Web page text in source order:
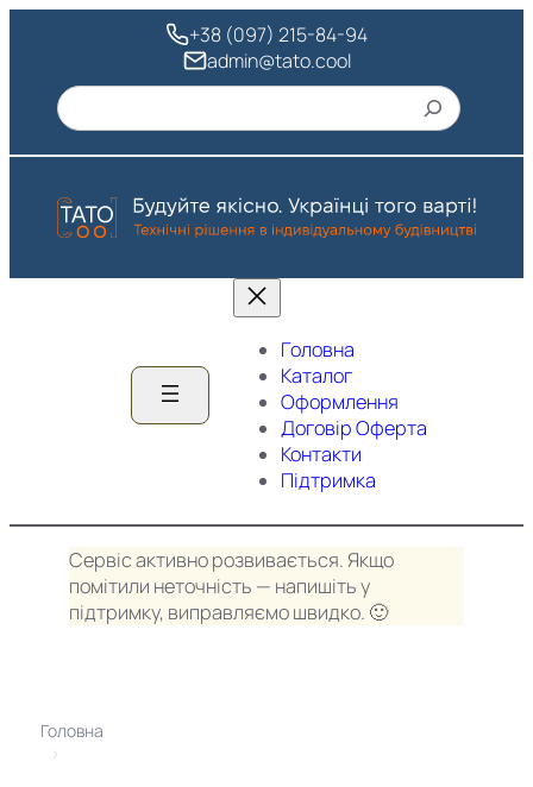
+38 (097) 215-84-94
admin@tato.cool
Пошук
Головна
Каталог
Оформлення
Договір Оферта
Контакти
Підтримка
Сервіс активно розвивається. Якщо
помітили неточність — напишіть у
підтримку, виправляємо швидко. 🙂
Головна
›